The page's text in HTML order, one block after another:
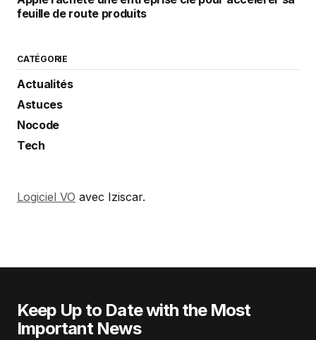
feuille de route produits
CATÉGORIE
Actualités
Astuces
Nocode
Tech
Logiciel VO avec Iziscar.
Keep Up to Date with the Most
Important News